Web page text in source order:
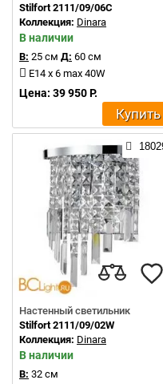
Stilfort 2111/09/06C
Коллекция: Dinara
В наличии
В: 25 см Д: 60 см
E14 x 6 max 40W
Цена: 39 950 Р.
Купить
Настенный светильник
Stilfort 2111/09/02W
Коллекция: Dinara
В наличии
В: 32 см